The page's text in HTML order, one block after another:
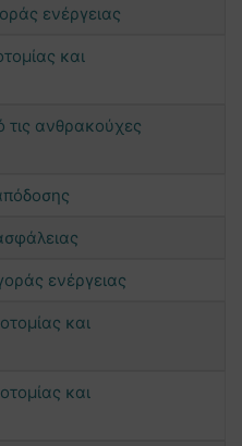
ενέργειας
και
ανθρακούχες
ενέργειας
και
και